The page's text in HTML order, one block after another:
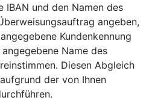
IBAN und den Namen des
angeben,
Kundenkennung
Name des
Diesen Abgleich
der von Ihnen